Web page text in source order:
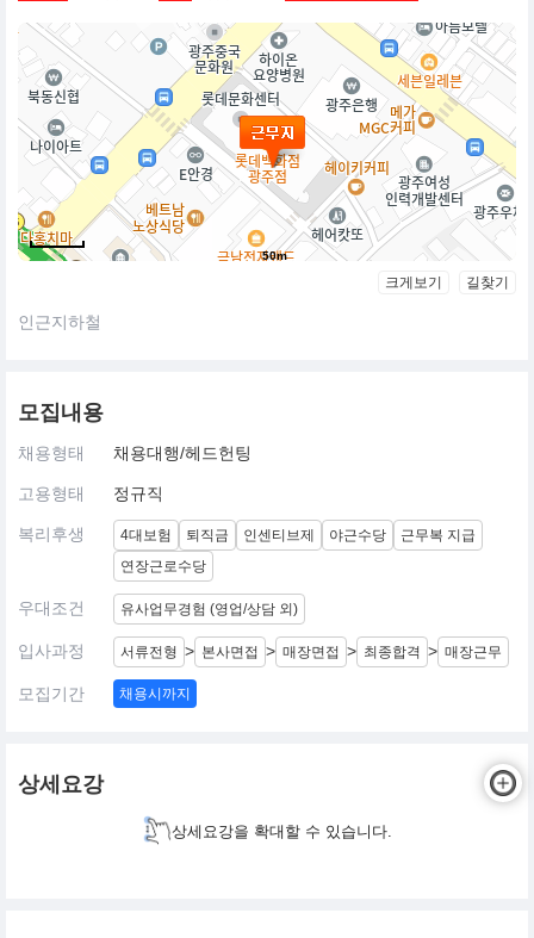
50m
크게보기 길찾기
인근지하철
모집내용
채용형태 채용대행/헤드헌팅
고용형태 정규직
복리후생 4대보험 퇴직금 인센티브제 야근수당
근무복 지급
연장근로수당
우대조건 유사업무경험 (영업/상담 외)
입사과정 서류전형 > 본사면접 > 매장면접 > 최종합격 > 매장근무
모집기간 채용시까지
상세요강
상세요강을 확대할 수 있습니다.